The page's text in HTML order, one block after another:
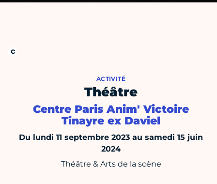
ACTIVITÉ
Théâtre
Centre Paris Anim' Victoire
Tinayre ex Daviel
Du lundi 11 septembre 2023 au samedi 15 juin
2024
Théâtre & Arts de la scène